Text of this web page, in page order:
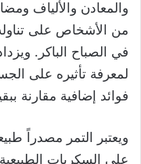
والمعادن والألياف
من الأشخاص على
في الصباح الباكر.
لمعرفة تأثيره على
فوائد إضافية مقارنة
ويعتبر التمر مصدراً
على السكريات